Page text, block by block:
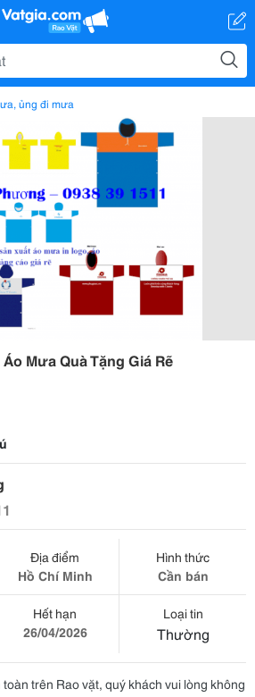
ủng đi mưa
Mưa Quà Tặng Giá Rẽ
Địa điểm
Hồ Chí Minh
Hình thức
Cần bán
Hết hạn
26/04/2026
Loại tin
Thường
trên Rao vặt, quý khách vui lòng không